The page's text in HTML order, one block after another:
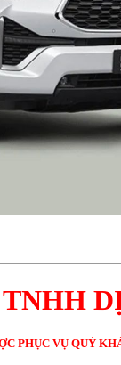
PHỤC VỤ QUÝ